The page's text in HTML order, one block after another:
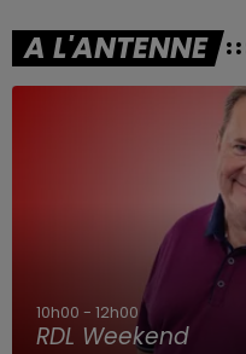
A L'ANTENNE
7h00 - 10h00
RDL Week-end